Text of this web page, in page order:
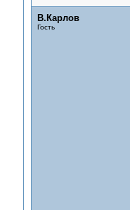
В.Карлов
Гость